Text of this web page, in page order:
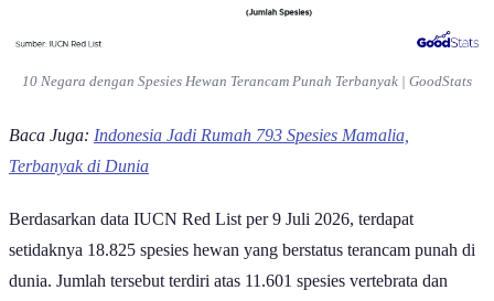
10 Negara dengan Spesies Hewan Terancam Punah Terbanyak | GoodStats
Baca Juga: Indonesia Jadi Rumah 793 Spesies Mamalia,
Terbanyak di Dunia
Berdasarkan data IUCN Red List per 9 Juli 2026, terdapat
setidaknya 18.825 spesies hewan yang berstatus terancam punah di
dunia. Jumlah tersebut terdiri atas 11.601 spesies vertebrata dan